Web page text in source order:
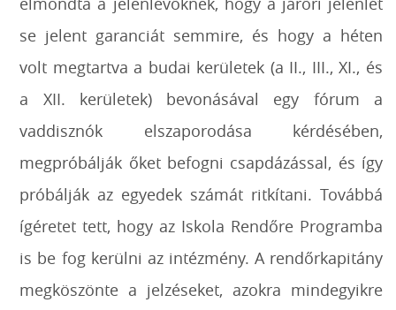
se jelent garanciát semmire, és hogy a héten
volt megtartva a budai kerületek (a II., III., XI., és
a XII. kerületek) bevonásával egy fórum a
vaddisznók elszaporodása kérdésében,
megpróbálják őket befogni csapdázással, és így
próbálják az egyedek számát ritkítani. Továbbá
ígéretet tett, hogy az Iskola Rendőre Programba
is be fog kerülni az intézmény. A rendőrkapitány
megköszönte a jelzéseket, azokra mindegyikre